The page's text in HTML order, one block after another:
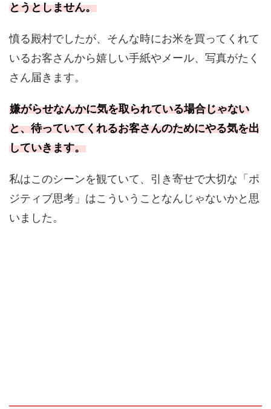
とうとしません。
憤る殿村でしたが、そんな時にお米を買ってくれて
いるお客さんから嬉しい手紙やメール、写真がたく
さん届きます。
嫌がらせなんかに気を取られている場合じゃない
と、待っていてくれるお客さんのためにやる気を出
していきます。
私はこのシーンを観ていて、引き寄せで大切な「ポ
ジティブ思考」はこういうことなんじゃないかと思
いました。